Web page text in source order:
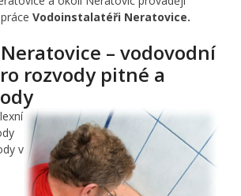
Vodoinstalatéři Neratovice.
– vodovodní
rozvody pitné a
v